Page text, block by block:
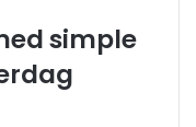
simple